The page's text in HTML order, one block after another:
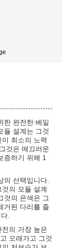
한 완전한 베일
듈 설계는 그것
최소의 노력
것은 매끄러운
증하기 위해 1
의 선택입니다.
의 모듈 설계
것의 은색은 그
거된 다리를 즐
.
의 가장 높은
오래가고 그것